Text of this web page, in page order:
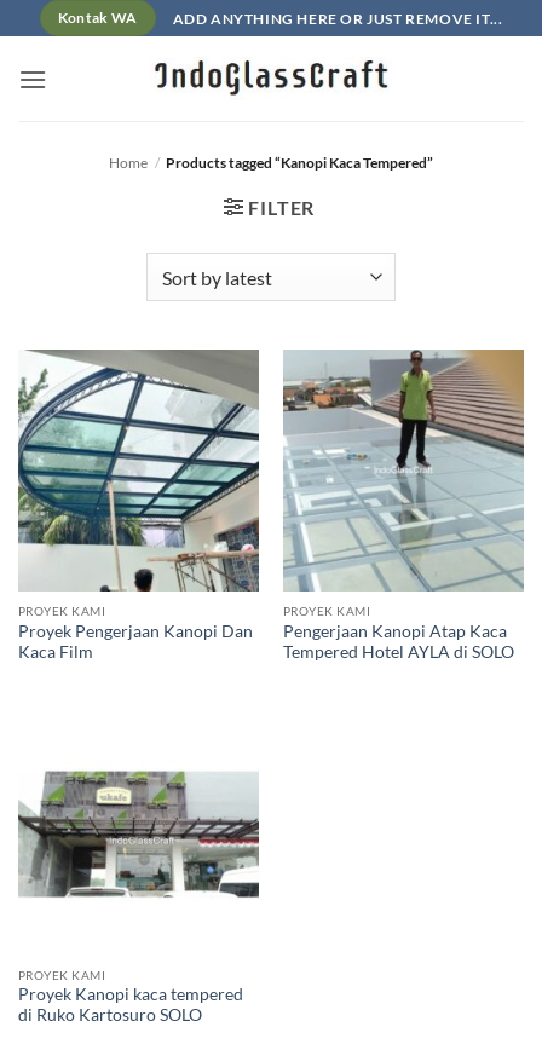
to
content
Kontak WA ADD ANYTHING HERE OR JUST REMOVE IT...
Home / Products tagged “Kanopi Kaca Tempered”
FILTER
PROYEK KAMI
Proyek Pengerjaan Kanopi Dan
Kaca Film
PROYEK KAMI
Pengerjaan Kanopi Atap Kaca
Tempered Hotel AYLA di SOLO
PROYEK KAMI
Proyek Kanopi kaca tempered
di Ruko Kartosuro SOLO